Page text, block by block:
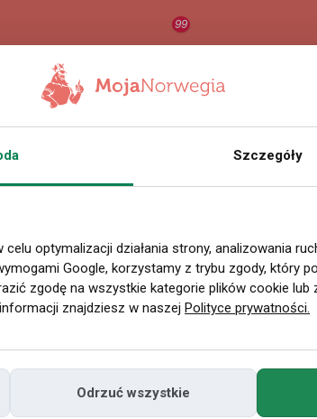
99
Nazwa użytkownika
Szczegóły
optymalizacji działania strony, analizowania
Google, korzystamy z trybu zgody, który
zgodę na wszystkie kategorie plików cookie
znajdziesz w naszej Polityce prywatności.
Odrzuć wszystkie